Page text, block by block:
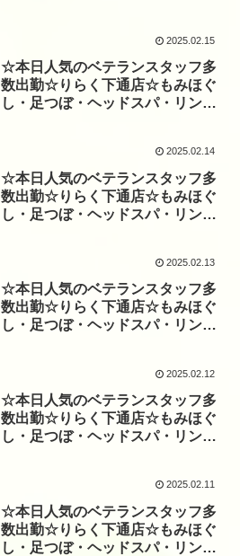
2025.02.15
☆本日人気のベテランスタッフ多
数出勤☆りらく下通店☆もみほぐ
し・足つぼ・ヘッドスパ・リンパ
2025.02.14
☆本日人気のベテランスタッフ多
数出勤☆りらく下通店☆もみほぐ
し・足つぼ・ヘッドスパ・リンパ
2025.02.13
☆本日人気のベテランスタッフ多
数出勤☆りらく下通店☆もみほぐ
し・足つぼ・ヘッドスパ・リンパ
2025.02.12
☆本日人気のベテランスタッフ多
数出勤☆りらく下通店☆もみほぐ
し・足つぼ・ヘッドスパ・リンパ
2025.02.11
☆本日人気のベテランスタッフ多
数出勤☆りらく下通店☆もみほぐ
し・足つぼ・ヘッドスパ・リンパ